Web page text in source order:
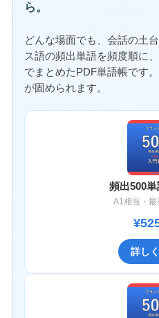
ら。
どんな場面でも、会話の土
ス語の頻出単語を頻度順に
でまとめたPDF単語帳です
が固められます。
頻出500
A1相当・
詳し